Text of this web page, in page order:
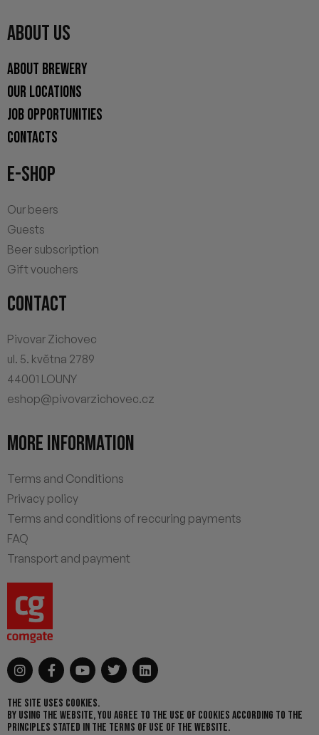
ABOUT US
ABOUT BREWERY
OUR LOCATIONS
JOB OPPORTUNITIES
CONTACTS
E-SHOP
Our beers
Guests
Beer subscription
Gift vouchers
CONTACT
Pivovar Zichovec
ul. 5. května 2789
44001 LOUNY
eshop@pivovarzichovec.cz
MORE INFORMATION
Terms and Conditions
Privacy policy
Terms and conditions of reccuring payments
FAQ
Transport and payment
THE SITE USES COOKIES.
BY USING THE WEBSITE, YOU AGREE TO THE USE OF COOKIES ACCORDING TO THE
PRINCIPLES STATED IN THE TERMS OF USE OF THE WEBSITE.